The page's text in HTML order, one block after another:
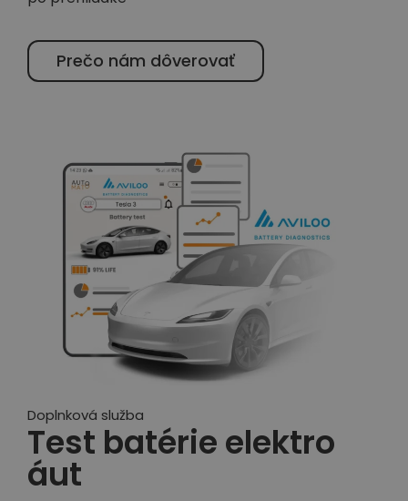
Prečo nám dôverovať
Doplnková služba
Test batérie elektro
áut